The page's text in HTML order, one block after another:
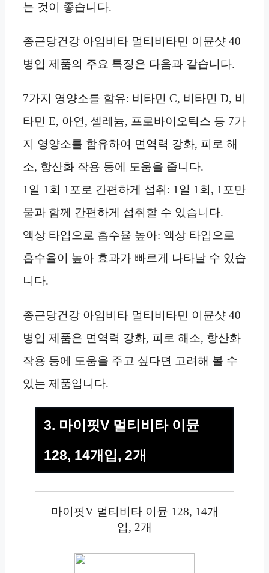
는 것이 좋습니다.
종근당건강 아임비타 멀티비타민 이뮨샷 40
병입 제품의 주요 특징은 다음과 같습니다.
7가지 영양소를 함유: 비타민 C, 비타민 D, 비
타민 E, 아연, 셀레늄, 프로바이오틱스 등 7가
지 영양소를 함유하여 면역력 강화, 피로 해
소, 항산화 작용 등에 도움을 줍니다.
1일 1회 1포로 간편하게 섭취: 1일 1회, 1포만
물과 함께 간편하게 섭취할 수 있습니다.
액상 타입으로 흡수율 높아: 액상 타입으로
흡수율이 높아 효과가 빠르게 나타날 수 있습
니다.
종근당건강 아임비타 멀티비타민 이뮨샷 40
병입 제품은 면역력 강화, 피로 해소, 항산화
작용 등에 도움을 주고 싶다면 고려해 볼 수
있는 제품입니다.
3. 마이핏V 멀티비타 이뮨
128, 14개입, 2개
마이핏V 멀티비타 이뮨 128, 14개
입, 2개